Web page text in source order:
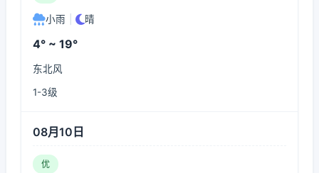
小雨 晴
4° ~ 19°
东北风
1-3级
08月10日
优